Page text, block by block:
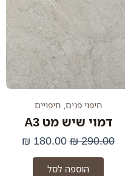
חיפוי פנים ,חיפויים
דמוי שיש מט A3
290.00
₪
היה:
290.00 ₪.
180.00
₪
הוא:
₪.
הוספה לסל